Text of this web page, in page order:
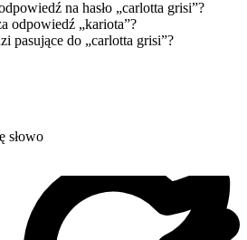
na hasło „carlotta grisi”?
odpowiedź „kariota”?
pasujące do „carlotta grisi”?
słowo